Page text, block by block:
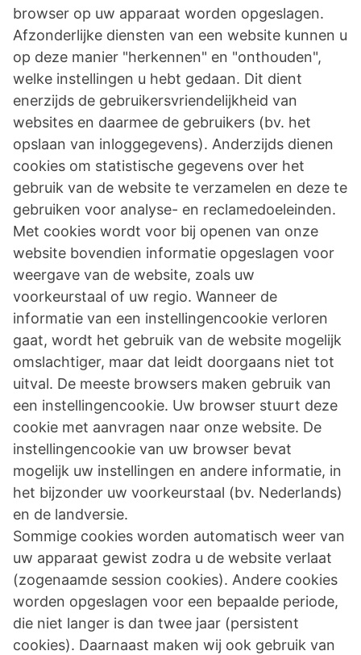
browser op uw apparaat worden opgeslagen.
Afzonderlijke diensten van een website kunnen u
op deze manier "herkennen" en "onthouden",
welke instellingen u hebt gedaan. Dit dient
enerzijds de gebruikersvriendelijkheid van
websites en daarmee de gebruikers (bv. het
opslaan van inloggegevens). Anderzijds dienen
cookies om statistische gegevens over het
gebruik van de website te verzamelen en deze te
gebruiken voor analyse- en reclamedoeleinden.
Met cookies wordt voor bij openen van onze
website bovendien informatie opgeslagen voor
weergave van de website, zoals uw
voorkeurstaal of uw regio. Wanneer de
informatie van een instellingencookie verloren
gaat, wordt het gebruik van de website mogelijk
omslachtiger, maar dat leidt doorgaans niet tot
uitval. De meeste browsers maken gebruik van
een instellingencookie. Uw browser stuurt deze
cookie met aanvragen naar onze website. De
instellingencookie van uw browser bevat
mogelijk uw instellingen en andere informatie, in
het bijzonder uw voorkeurstaal (bv. Nederlands)
en de landversie.
Sommige cookies worden automatisch weer van
uw apparaat gewist zodra u de website verlaat
(zogenaamde session cookies). Andere cookies
worden opgeslagen voor een bepaalde periode,
die niet langer is dan twee jaar (persistent
cookies). Daarnaast maken wij ook gebruik van